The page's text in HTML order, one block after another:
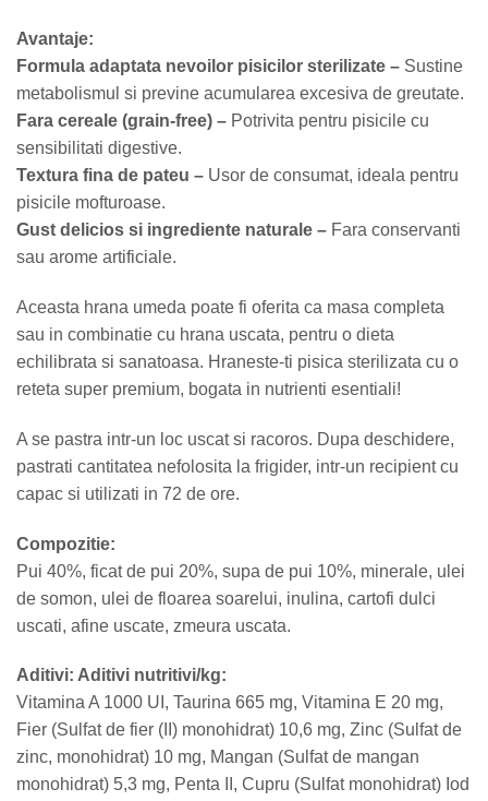
Avantaje:
Formula adaptata nevoilor pisicilor sterilizate – Sustine
metabolismul si previne acumularea excesiva de greutate.
Fara cereale (grain-free) – Potrivita pentru pisicile cu
sensibilitati digestive.
Textura fina de pateu – Usor de consumat, ideala pentru
pisicile mofturoase.
Gust delicios si ingrediente naturale – Fara conservanti
sau arome artificiale.
Aceasta hrana umeda poate fi oferita ca masa completa
sau in combinatie cu hrana uscata, pentru o dieta
echilibrata si sanatoasa. Hraneste-ti pisica sterilizata cu o
reteta super premium, bogata in nutrienti esentiali!
A se pastra intr-un loc uscat si racoros. Dupa deschidere,
pastrati cantitatea nefolosita la frigider, intr-un recipient cu
capac si utilizati in 72 de ore.
Compozitie:
Pui 40%, ficat de pui 20%, supa de pui 10%, minerale, ulei
de somon, ulei de floarea soarelui, inulina, cartofi dulci
uscati, afine uscate, zmeura uscata.
Aditivi: Aditivi nutritivi/kg:
Vitamina A 1000 UI, Taurina 665 mg, Vitamina E 20 mg,
Fier (Sulfat de fier (II) monohidrat) 10,6 mg, Zinc (Sulfat de
zinc, monohidrat) 10 mg, Mangan (Sulfat de mangan
monohidrat) 5,3 mg, Penta II, Cupru (Sulfat monohidrat) Iod